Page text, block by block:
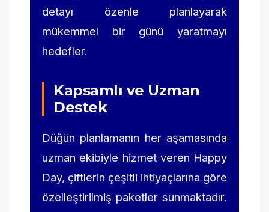
detayı özenle planlayarak
mükemmel bir günü yaratmayı
hedefler.
Kapsamlı ve Uzman
Destek
Düğün planlamanın her aşamasında
uzman ekibiyle hizmet veren Happy
Day, çiftlerin çeşitli ihtiyaçlarına göre
özelleştirilmiş paketler sunmaktadır.